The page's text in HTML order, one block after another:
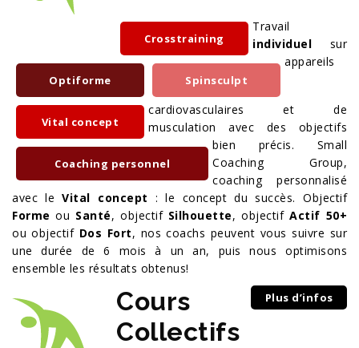
Crosstraining
Optiforme Spinsculpt
Vital concept
Coaching personnel
Travail
individuel sur
appareils
cardiovasculaires et de
musculation avec des objectifs
bien précis. Small
Coaching Group,
coaching personnalisé
avec le ­Vital concept ­ : le concept du succès. Objectif
Forme ou Santé, objectif Silhouette, objectifActif 50+
ou objectif Dos Fort, nos coachs peuvent vous suivre sur
une durée de 6 mois à un an, puis nous optimisons
ensemble les résultats obtenus!
Plus d’infos
Cours
Collectifs